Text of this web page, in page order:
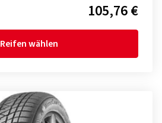
105,76 €
Reifen wählen